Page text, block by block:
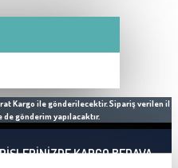
Kargo ile gönderilecektir. Sipariş verilen il
gönderim yapılacaktır.
KARGO BEDAVA